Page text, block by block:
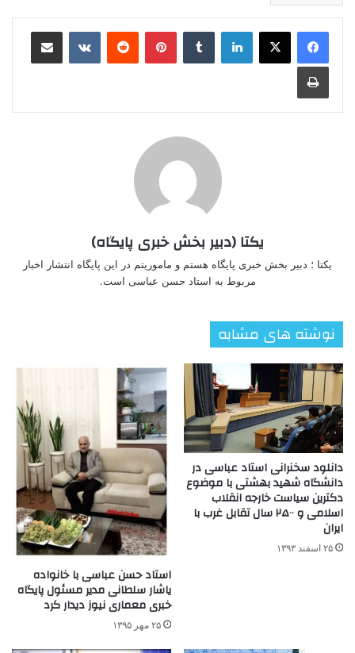
لینکدین ‫تامبلر ‫پین‌ترست‫رددیت ‫VKontakteاشتراک گذاری از طریق ایمیل
چاپ
یکتا (دبیر بخش خبری پایگاه)
یکتا ؛ دبیر بخش خبری پایگاه هستم و ماموریتم در این پایگاه انتشار اخبار
مربوط به استاد حسن عباسی است.
نوشته های مشابه
دانلود سخنرانی استاد عباسی در
دانشگاه شهید بهشتی با موضوع
دکترین سیاست خارجه انقلاب
اسلامی و ۲۵۰۰ سال تقابل غرب با
ایران
۲۵ اسفند ۱۳۹۳
استاد حسن عباسی با خانواده
یاشار سلطانی مدیر مسئول پایگاه
خبری معماری نیوز دیدار کرد
۲۵ مهر ۱۳۹۵